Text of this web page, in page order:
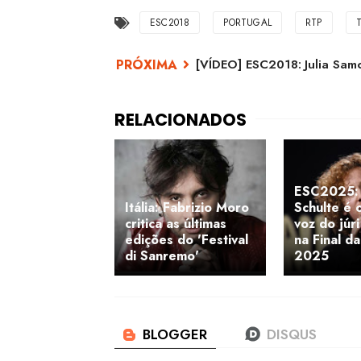
ESC2018 PORTUGAL RTP
[VÍDEO] ESC2018: Julia
Itália: Fabrizio Moro
critica as últimas
edições do 'Festival
di Sanremo'
Schulte é
voz do
na Final
2025